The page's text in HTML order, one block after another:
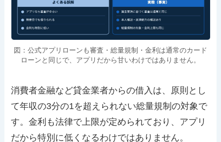
図：公式アプリローンも審査・総量規制・金利は通常のカード
ローンと同じで、アプリだから甘いわけではありません。
消費者金融など貸金業者からの借入は、原則とし
て年収の3分の1を超えられない総量規制の対象で
す。金利も法律で上限が定められており、アプリ
だから特別に低くなるわけではありません。